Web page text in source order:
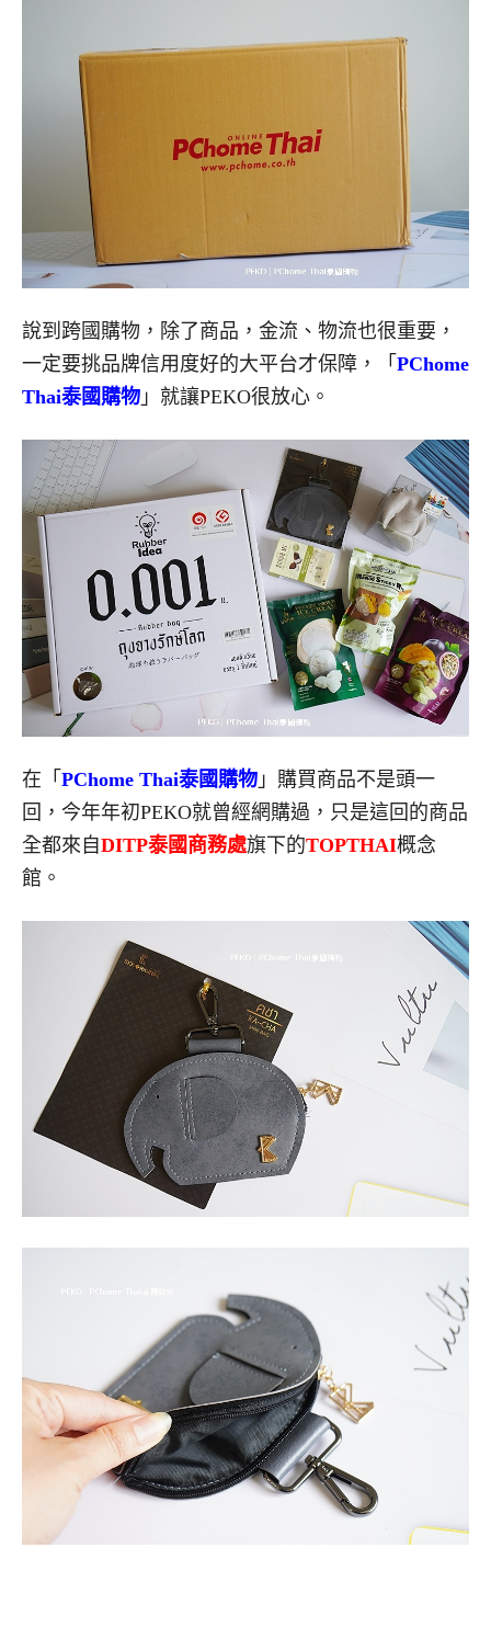
說到跨國購物，除了商品，金流、物流也很重要，
一定要挑品牌信用度好的大平台才保障，「 PChome
Thai泰國購物 」就讓PEKO很放心。
在「 PChome Thai泰國購物 」購買商品不是頭一
回，今年年初PEKO就曾經網購過，只是這回的商品
全都來自DITP泰國商務處旗下的TOPTHAI概念
館。